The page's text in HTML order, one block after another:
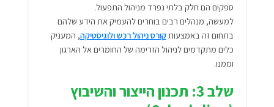
ספקים הם חלק בלתי נפרד מניהול התפעול.
למעשה, מנהלים רבים בוחרים להעמיק את הידע שלהם
בתחום זה באמצעותקורס ניהול רכש ולוגיסטיקה, המעניק
כלים מתקדמים לניהול הזרימה של החומרים אל הארגון
וממנו.
שלב 3: תכנון הייצור והשיבוץ